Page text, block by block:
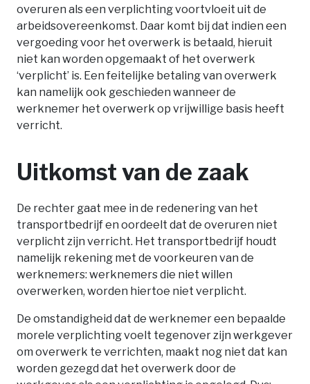
overuren als een verplichting voortvloeit uit de
arbeidsovereenkomst. Daar komt bij dat indien een
vergoeding voor het overwerk is betaald, hieruit
niet kan worden opgemaakt of het overwerk
‘verplicht’ is. Een feitelijke betaling van overwerk
kan namelijk ook geschieden wanneer de
werknemer het overwerk op vrijwillige basis heeft
verricht.
Uitkomst van de zaak
De rechter gaat mee in de redenering van het
transportbedrijf en oordeelt dat de overuren niet
verplicht zijn verricht. Het transportbedrijf houdt
namelijk rekening met de voorkeuren van de
werknemers: werknemers die niet willen
overwerken, worden hiertoe niet verplicht.
De omstandigheid dat de werknemer een bepaalde
morele verplichting voelt tegenover zijn werkgever
om overwerk te verrichten, maakt nog niet dat kan
worden gezegd dat het overwerk door de